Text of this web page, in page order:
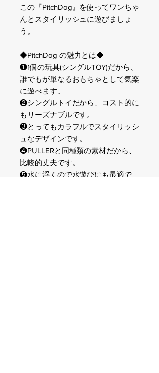
この『PitchDog』を使ってワンちゃ
んとスタイリッシュに遊びましょ
う。
◆PitchDog の魅力とは◆
❶1個の玩具(シングルTOY)だから、
誰でもが単なるおもちゃとして気楽
に遊べます。
❷シングルトイだから、コスト的に
もリーズナブルです。
❸とってもカラフルでスタイリッシ
ュなデザインです。
❹PULLERと同種類の素材だから、
比較的丈夫です。
❺水に浮くので水遊びにも最適で